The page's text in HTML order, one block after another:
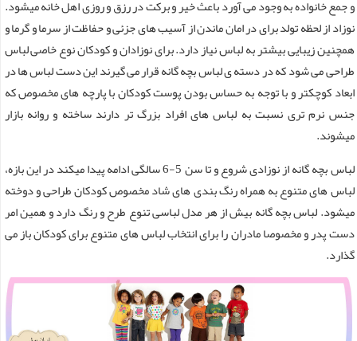
و جمع خانواده به وجود می آورد باعث خیر و برکت در رزق و روزی اهل خانه میشود.
نوزاد از لحظه تولد برای در امان ماندن از آسیب های جزئی و حفاظت از سرما و گرما و
همچنین زیبایی بیشتر به لباس نیاز دارد. برای نوزادان و کودکان نوع خاصی لباس
طراحی می شود که در دسته ی لباس بچه گانه قرار می گیرند این دست لباس ها در
ابعاد کوچکتر و با توجه به حساس بودن پوست کودکان با پارچه های مخصوص که
جنس نرم تری نسبت به لباس های افراد بزرگ تر دارند ساخته و روانه بازار
میشوند.
لباس بچه گانه از نوزادی شروع و تا سن 5-6 سالگی ادامه پیدا میکند در این بازه،
لباس های متنوع به همراه رنگ بندی های شاد مخصوص کودکان طراحی و دوخته
میشود. لباس بچه گانه بیش از هر مدل لباسی تنوع طرح و رنگ دارد و همین امر
دست پدر و مخصوصا مادران را برای انتخاب لباس های متنوع برای کودکان باز می
گذارد.